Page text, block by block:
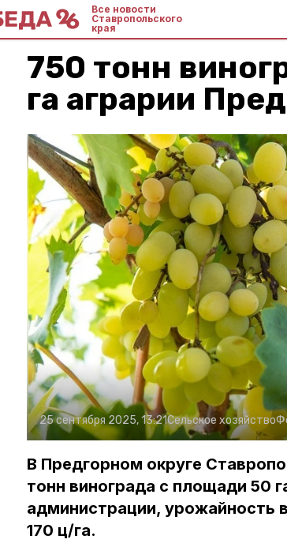
Все новости
Ставропольского
края
750 тонн
га аграрии
25 сентября 2025, 13:21Сельское хозяйство
В Предгорном округе
тонн винограда с площади 50
администрации, урожайность
170 ц/га.